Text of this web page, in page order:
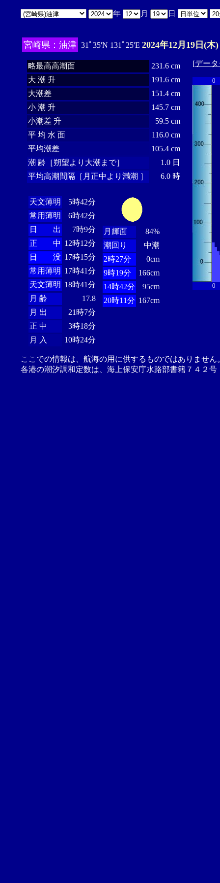
年 月 日
宮崎県：油津 31ﾟ35'N 131ﾟ25'E 2024年12月19日(木)
略最高高潮面
231.6 cm
大 潮 升
191.6 cm
大潮差
151.4 cm
小 潮 升
145.7 cm
小潮差 升
59.5 cm
平 均 水 面
116.0 cm
平均潮差
105.4 cm
潮 齢［朔望より大潮まで］
1.0 日
平均高潮間隔［月正中より満潮 ］
6.0 時
天文薄明
5時42分
常用薄明
6時42分
日 出
7時9分
正 中 12時12分
日 没 17時15分
常用薄明 17時41分
天文薄明 18時41分
月 齢
17.8
月 出
21時7分
正 中
3時18分
月 入
10時24分
月輝面
84%
潮回り
中潮
2時27分
0cm
9時19分
166cm
14時42分
95cm
20時11分 167cm
[デー
0
0
ここでの情報は、航海の用に供するものではありませ
各港の潮汐調和定数は、海上保安庁水路部書籍７４２